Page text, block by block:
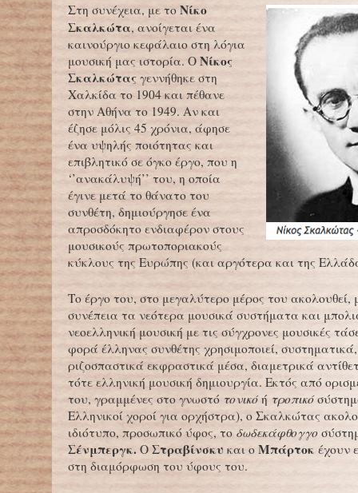
Στη συνέχεια, με το Νίκο
Σκαλκώτα, ανοίγεται ένα
καινούργιο κεφάλαιο στη λόγια
μουσική μας ιστορία. Ο Νίκος
Σκαλκώτας γεννήθηκε στη
Χαλκίδα το 1904 και πέθανε
στην Αθήνα το 1949. Αν και
έζησε μόλις 45 χρόνια, άφησε
ένα υψηλής ποιότητας και
επιβλητικό σε όγκο έργο, που η
‘’ανακάλυψή’’ του, η οποία
έγινε μετά το θάνατο του
συνθέτη, δημιούργησε ένα
απροσδόκητο ενδιαφέρον στους
μουσικούς πρωτοποριακούς
κύκλους της Ευρώπης (και αργότερα και της
Το έργο του, στο μεγαλύτερο μέρος του ακολουθεί,
συνέπεια τα νεότερα μουσικά συστήματα και
νεοελληνική μουσική με τις σύγχρονες μουσικές
φορά έλληνας συνθέτης χρησιμοποιεί,
ριζοσπαστικά εκφραστικά μέσα, διαμετρικά
τότε ελληνική μουσική δημιουργία. Εκτός από
του, γραμμένες στο γνωστό τονικό ή τροπικό
Ελληνικοί χοροί για ορχήστρα), ο Σκαλκώτας
ιδιότυπο, προσωπικό ύφος, το δωδεκάφθογγο
Σένμπεργκ. Ο Στραβίνσκυ και ο Μπάρτοκ έχουν
στη διαμόρφωση του ύφους του.